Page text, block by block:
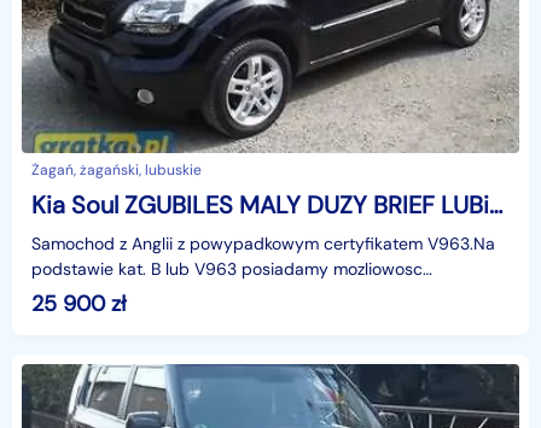
Żagań, żagański, lubuskie
Kia Soul ZGUBILES MALY DUZY BRIEF LUBich BRAK WYROBIMY NOWE
Samochod z Anglii z powypadkowym certyfikatem V963.Na
podstawie kat. B lub V963 posiadamy mozliowosc
zarejestrowania samochodu w Niemczech (niemieckie Briefy)
25 900zł